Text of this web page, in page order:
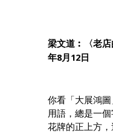
梁文道︰〈老店
年8月 12 日
你看「大展鴻
用語，總是一
花牌的正上方